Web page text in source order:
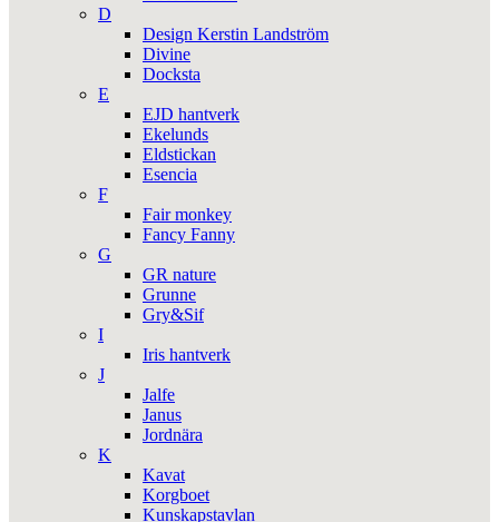
D
Design Kerstin Landström
Divine
Docksta
E
EJD hantverk
Ekelunds
Eldstickan
Esencia
F
Fair monkey
Fancy Fanny
G
GR nature
Grunne
Gry&Sif
I
Iris hantverk
J
Jalfe
Janus
Jordnära
K
Kavat
Korgboet
Kunskapstavlan